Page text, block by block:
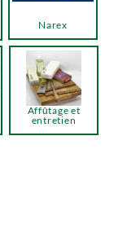
Narex
Affûtage et
entretien